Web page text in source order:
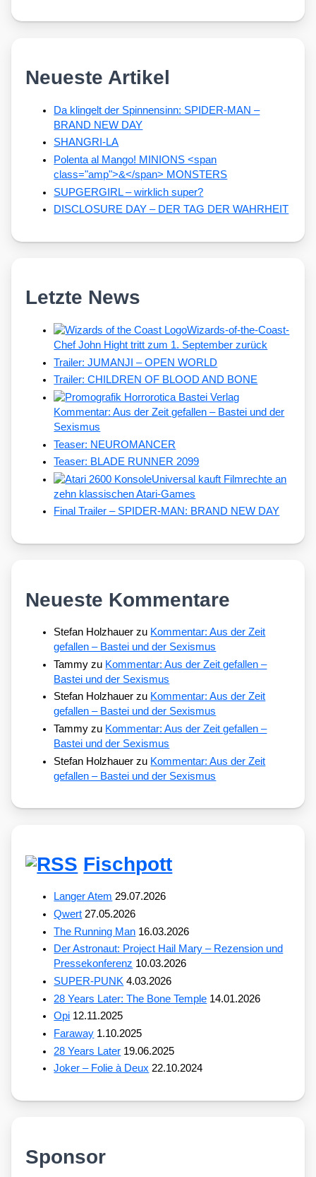
Neueste Artikel
Da klingelt der Spinnensinn: SPIDER-MAN –
BRAND NEW DAY
SHANGRI-LA
Polenta al Mango! MINIONS <span
class="amp">&</span> MONSTERS
SUPGERGIRL – wirklich super?
DISCLOSURE DAY – DER TAG DER WAHRHEIT
Letzte News
Wizards-of-the-Coast-
Chef John Hight tritt zum 1. September zurück
Trailer: JUMANJI – OPEN WORLD
Trailer: CHILDREN OF BLOOD AND BONE
Kommentar: Aus der Zeit gefallen – Bastei und der
Sexismus
Teaser: NEUROMANCER
Teaser: BLADE RUNNER 2099
Universal kauft Filmrechte an
zehn klassischen Atari-Games
Final Trailer – SPIDER-MAN: BRAND NEW DAY
Neueste Kommentare
Stefan Holzhauer zu Kommentar: Aus der Zeit
gefallen – Bastei und der Sexismus
Tammy zu Kommentar: Aus der Zeit gefallen –
Bastei und der Sexismus
Stefan Holzhauer zu Kommentar: Aus der Zeit
gefallen – Bastei und der Sexismus
Tammy zu Kommentar: Aus der Zeit gefallen –
Bastei und der Sexismus
Stefan Holzhauer zu Kommentar: Aus der Zeit
gefallen – Bastei und der Sexismus
Fischpott
Langer Atem 29.07.2026
Qwert 27.05.2026
The Running Man 16.03.2026
Der Astronaut: Project Hail Mary – Rezension und
Pressekonferenz 10.03.2026
SUPER-PUNK 4.03.2026
28 Years Later: The Bone Temple 14.01.2026
Opi 12.11.2025
Faraway 1.10.2025
28 Years Later 19.06.2025
Joker – Folie à Deux 22.10.2024
Sponsor